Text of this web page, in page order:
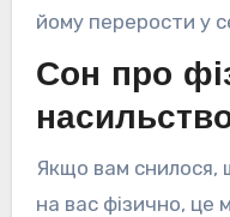
йому перерости у
Сон про
Якщо вам снилося,
на вас фізично,